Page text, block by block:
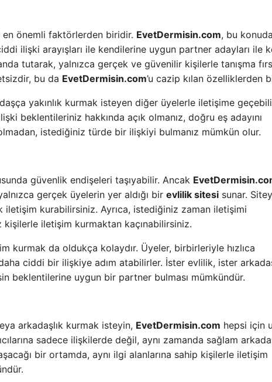
önemli faktörlerden biridir. EvetDermisin.com, bu konuda
ilişki arayışları ile kendilerine uygun partner adayları ile
tutarak, yalnızca gerçek ve güvenilir kişilerle tanışma
bu da EvetDermisin.com’u cazip kılan özelliklerden
yakınlık kurmak isteyen diğer üyelerle iletişime
beklentileriniz hakkında açık olmanız, doğru eş adayını
istediğiniz türde bir ilişkiyi bulmanız mümkün olur.
güvenlik endişeleri taşıyabilir. Ancak
gerçek üyelerin yer aldığı bir evlilik sitesi sunar.
kurabilirsiniz. Ayrıca, istediğiniz zaman iletişimi
iletişim kurmaktan kaçınabilirsiniz.
kurmak da oldukça kolaydır. Üyeler, birbirleriyle hızlıca
ciddi bir ilişkiye adım atabilirler. İster evlilik, ister
beklentilerine uygun bir partner bulması mümkündür.
arkadaşlık kurmak isteyin, EvetDermisin.com hepsi için
sadece ilişkilerde değil, aynı zamanda sağlam
bir ortamda, aynı ilgi alanlarına sahip kişilerle iletişim